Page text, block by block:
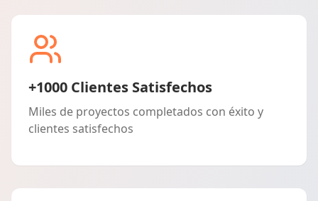
+1000 Clientes Satisfechos
Miles de proyectos completados con éxito y
clientes satisfechos